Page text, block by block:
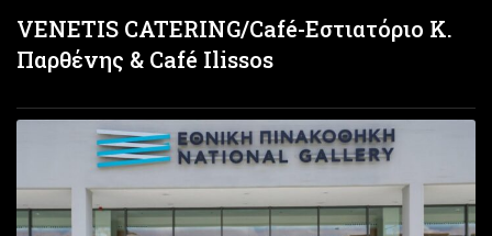
VENETIS CATERING/Café-Εστιατόριο Κ.
Παρθένης & Café Ilissos